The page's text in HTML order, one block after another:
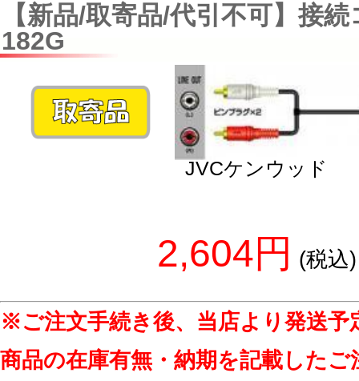
【新品/取寄品/代引不可】接
182G
JVCケンウッド
2,604円 (税込)
※ご注文手続き後、当店より発送予
商品の在庫有無・納期を記載したご